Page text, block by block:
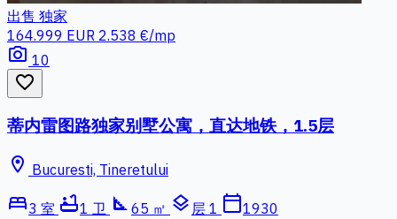
出售 独家
164.999 EUR 2.538 €/mp
photo_camera 10
favorite_border
蒂内雷图路独家别墅公寓，直达地铁，1.5层
location_on Bucuresti, Tineretului
bed3 室 bathtub1 卫 square_foot 65 ㎡ layers 层 1 calendar_today1930